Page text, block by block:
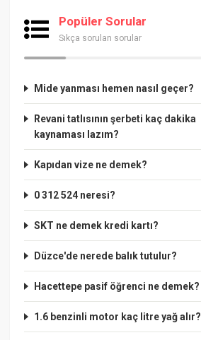
Popüler Sorular
Sıkça sorulan sorular
Mide yanması hemen nasıl geçer?
Revani tatlısının şerbeti kaç dakika
kaynaması lazım?
Kapıdan vize ne demek?
0 312 524 neresi?
SKT ne demek kredi kartı?
Düzce'de nerede balık tutulur?
Hacettepe pasif öğrenci ne demek?
1.6 benzinli motor kaç litre yağ alır?